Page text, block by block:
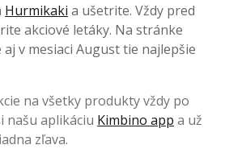
Hurmikaki a ušetrite. Vždy pred
akciové letáky. Na stránke
v mesiaci August tie najlepšie
na všetky produkty vždy po
našu aplikáciu Kimbino app a už
zľava.